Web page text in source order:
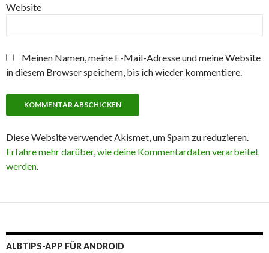
Website
Meinen Namen, meine E-Mail-Adresse und meine Website
in diesem Browser speichern, bis ich wieder kommentiere.
Diese Website verwendet Akismet, um Spam zu reduzieren.
Erfahre mehr darüber, wie deine Kommentardaten verarbeitet
werden
ALBTIPS-APP FÜR ANDROID